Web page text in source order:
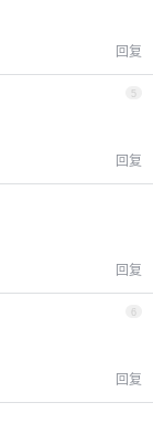
回复
5
回复
回复
6
回复